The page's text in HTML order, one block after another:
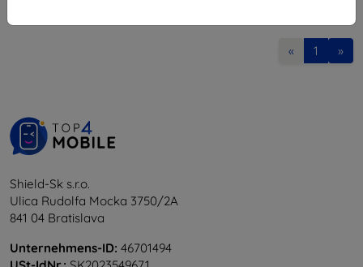
« 1 »
Shield-Sk s.r.o.
Ulica Rudolfa Mocka 3750/2A
841 04 Bratislava
Unternehmens-ID: 46701494